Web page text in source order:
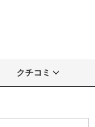
クチコミ